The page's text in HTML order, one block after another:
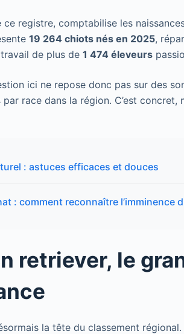
ce registre, comptabilise les
19 264 chiots nés en 2025,
de plus de 1 474 éleveurs
ici ne repose donc pas sur des
race dans la région. C’est
: astuces efficaces et douces
: comment reconnaître l’imminence
retriever, le
la tête du classement